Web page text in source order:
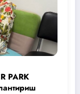
PARK